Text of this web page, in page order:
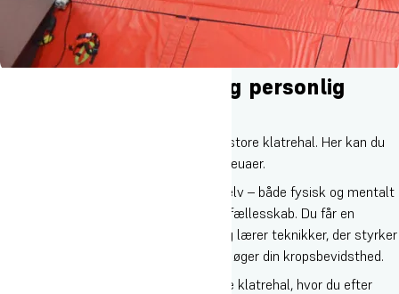
Klatring, fællesskab og personlig
100 meter fra dit værelse ligger Oures store klatrehal. Her kan du
prøve kræfter med klatring - på alle niveuaer.
Klatring er for dig, der vil udfordre dig selv – både fysisk og mentalt
– og samtidig blive en del af et stærkt fællesskab. Du får en
grundig introduktion til klatresporten og lærer teknikker, der styrker
din krop, forbedrer din koncentration og øger din kropsbevidsthed.
Undervisningen foregår i en topmoderne klatrehal, hvor du efter